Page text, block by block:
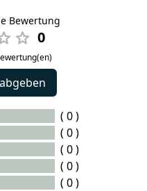
Bewertung
0
( 0 )
( 0 )
( 0 )
( 0 )
( 0 )